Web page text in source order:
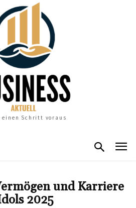
einen Schritt voraus
und Karriere
2025